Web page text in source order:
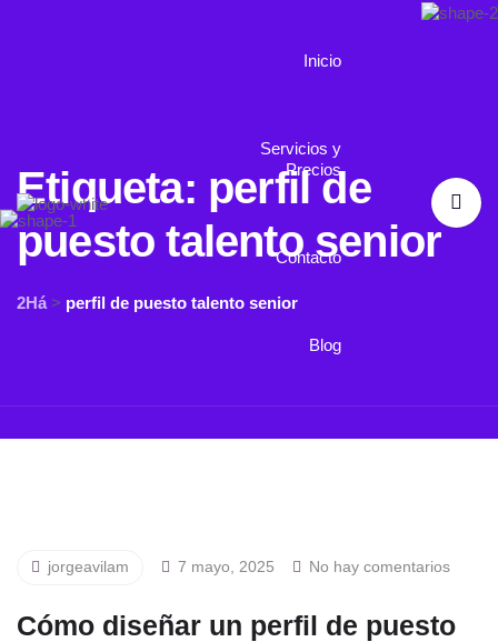
Inicio
Servicios y
Precios
Contacto
Blog
Etiqueta: perfil de
puesto talento senior
2Há > perfil de puesto talento senior
jorgeavilam 7 mayo, 2025 No hay comentarios
Cómo diseñar un perfil de puesto